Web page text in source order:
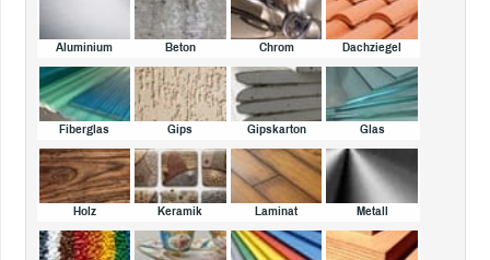
Aluminium Beton Chrom Dachziegel
Fiberglas Gips Gipskarton Glas
Holz Keramik Laminat Metall